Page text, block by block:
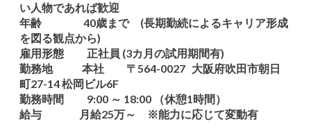
い人物であれば歓迎
年齢 40歳まで (長期勤続によるキャリア形成
を図る観点から)
雇用形態 正社員 (3カ月の試用期間有)
勤務地 本社 〒564-0027 大阪府吹田市朝日
町27-14 松岡ビル6F
勤務時間 9:00 ～ 18:00 （休憩1時間）
給与 月給25万～ ※能力に応じて変動有